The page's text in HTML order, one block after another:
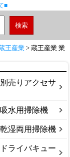
■
王産業 > 蔵王産業 業
売りアクセサ
水用掃除機
湿両用掃除機
ライバキュー